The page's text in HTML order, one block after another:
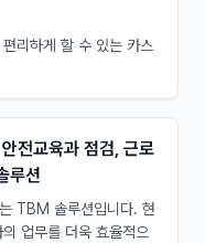
리하게 할 수 있는 카스
전교육과 점검, 근로
루션
TBM 솔루션입니다. 현
업무를 더욱 효율적으